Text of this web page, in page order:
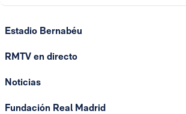
Estadio Bernabéu
RMTV en directo
Noticias
Fundación Real Madrid